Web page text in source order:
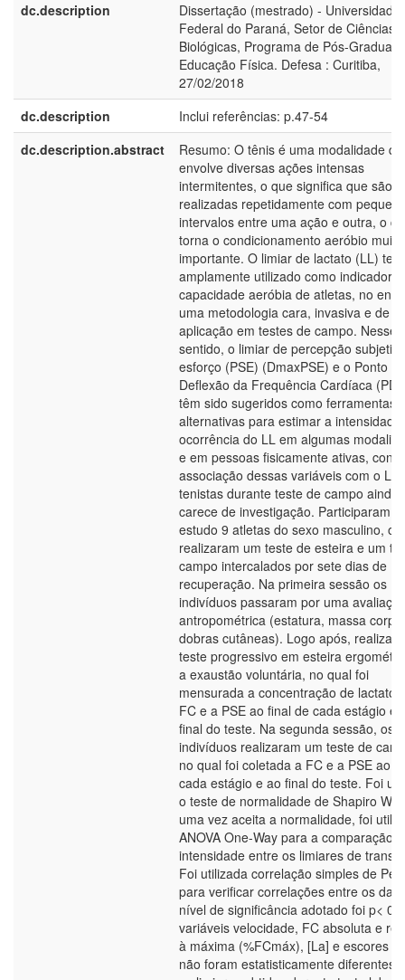
dc.description
Dissertação (mestrado) - Universidade
Federal do Paraná, Setor de Ciências
Biológicas, Programa de Pós-
Educação Física. Defesa : Curitiba,
27/02/2018
dc.description
Inclui referências: p.47-54
dc.description.abstract
Resumo: O tênis é uma modalidade
envolve diversas ações intensas
intermitentes, o que significa que são
realizadas repetidamente com
intervalos entre uma ação e outra, o
torna o condicionamento aeróbio muito
importante. O limiar de lactato (LL)
amplamente utilizado como indicador
capacidade aeróbia de atletas, no
uma metodologia cara, invasiva e de
aplicação em testes de campo. Nesse
sentido, o limiar de percepção
esforço (PSE) (DmaxPSE) e o Ponto de
Deflexão da Frequência Cardíaca
têm sido sugeridos como ferramentas
alternativas para estimar a intensidade
ocorrência do LL em algumas
e em pessoas fisicamente ativas,
associação dessas variáveis com o LL
tenistas durante teste de campo ainda
carece de investigação. Participaram
estudo 9 atletas do sexo masculino, os
realizaram um teste de esteira e um
campo intercalados por sete dias de
recuperação. Na primeira sessão os
indivíduos passaram por uma
antropométrica (estatura, massa
dobras cutâneas). Logo após,
teste progressivo em esteira
a exaustão voluntária, no qual foi
mensurada a concentração de lactato
FC e a PSE ao final de cada estágio e
final do teste. Na segunda sessão, os
indivíduos realizaram um teste de
no qual foi coletada a FC e a PSE ao
cada estágio e ao final do teste. Foi
o teste de normalidade de Shapiro
uma vez aceita a normalidade, foi
ANOVA One-Way para a comparação
intensidade entre os limiares de
Foi utilizada correlação simples de
para verificar correlações entre os
nível de significância adotado foi p<
variáveis velocidade, FC absoluta e
à máxima (%FCmáx), [La] e escores
não foram estatisticamente diferentes